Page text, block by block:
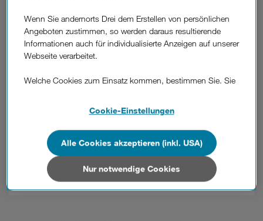
übertragen?
Ich habe versehentlich mein eSIM-Profil
gelöscht, was mache ich jetzt?
Kostet das eSIM-Profil etwas?
Kann ich das gleiche eSIM-Profil auf 2
Geräten verwenden oder meine up-
Rufnummer auf 2 Geräten verwenden?
Wenn Sie andernorts Drei dem Erstellen von persönlichen
Angeboten zustimmen, so werden daraus resultierende
Informationen auch für individualisierte Anzeigen auf unserer
Webseite verarbeitet.
Welche Cookies zum Einsatz kommen, bestimmen Sie. Sie
Details und alle Optionen finden Sie unter „Cookie-
Wenn Sie allen Cookies zustimmen, werden auch Cookies
von Drittanbietern verarbeitet, die Ihre Daten in Ländern
außerhalb der europäischen Union (z.B. in den USA)
verarbeiten. Sie unterliegen keinem EU-konformen
Datenschutzniveau und es stehen keine wirksamen
Cookie-Einstellungen
Nur notwendige Cookies
Alle Cookies akzeptieren (inkl. USA)